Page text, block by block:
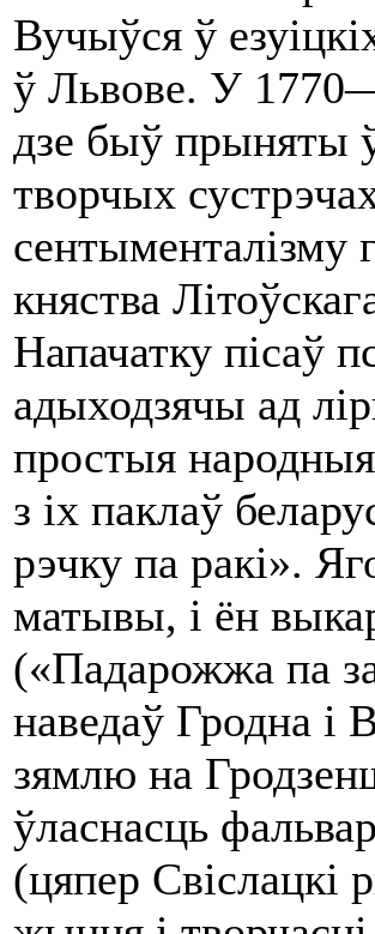
Вучыўся ў
ў Львове. У
дзе быў прыняты
творчых
сентыменталізму
княства
Напачатку пісаў
адыходзячы ад
простыя
з ix паклаў
рэчку па ракі».
матывы, i ён
(«Падарожжа па
наведаў Гродна i
зямлю на
ўласнасць
(цяпер Свіслацкі